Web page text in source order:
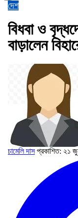
দেশ
বিধবা ও
বাড়ালেন
চামেলি দাস প্রকাশিত: ২১